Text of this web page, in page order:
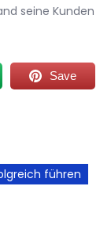
seine Kunden
Save
führen